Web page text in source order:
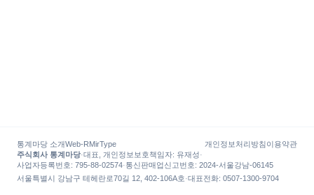
통계마당 소개Web-RMirType 개인정보처리방침이용약관
주식회사 통계마당·대표, 개인정보보호책임자: 유재성·
사업자등록번호: 795-88-02574·통신판매업신고번호: 2024-서울강남-06145
서울특별시 강남구 테헤란로70길 12, 402-106A호·대표전화: 0507-1300-9704